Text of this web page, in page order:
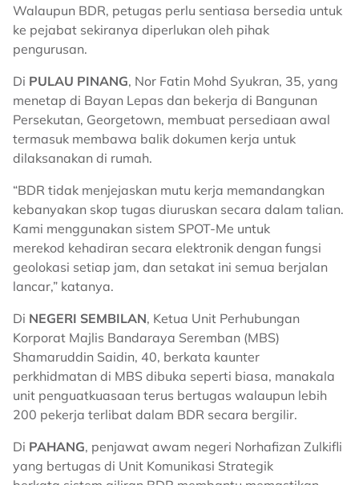
Walaupun BDR, petugas perlu sentiasa bersedia untuk
ke pejabat sekiranya diperlukan oleh pihak
pengurusan.
Di PULAU PINANG, Nor Fatin Mohd Syukran, 35, yang
menetap di Bayan Lepas dan bekerja di Bangunan
Persekutan, Georgetown, membuat persediaan awal
termasuk membawa balik dokumen kerja untuk
dilaksanakan di rumah.
“BDR tidak menjejaskan mutu kerja memandangkan
kebanyakan skop tugas diuruskan secara dalam talian.
Kami menggunakan sistem SPOT-Me untuk
merekod kehadiran secara elektronik dengan fungsi
geolokasi setiap jam, dan setakat ini semua berjalan
lancar,” katanya.
Di NEGERI SEMBILAN, Ketua Unit Perhubungan
Korporat Majlis Bandaraya Seremban (MBS)
Shamaruddin Saidin, 40, berkata kaunter
perkhidmatan di MBS dibuka seperti biasa, manakala
unit penguatkuasaan terus bertugas walaupun lebih
200 pekerja terlibat dalam BDR secara bergilir.
Di PAHANG, penjawat awam negeri Norhafizan Zulkifli
yang bertugas di Unit Komunikasi Strategik